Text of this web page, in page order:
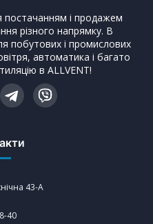
постачанням і продажем
різного напрямку. В
побутових і промислових
автоматика і багато
в ALLVENT!
43-А
40